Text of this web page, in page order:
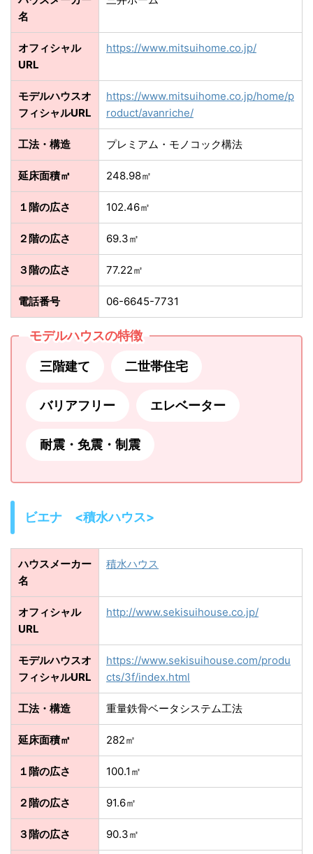
名
オフィシャル
URL
https://www.mitsuihome.co.jp/
モデルハウスオ
フィシャルURL
https://www.mitsuihome.co.jp/home/p
roduct/avanriche/
工法・構造 プレミアム・モノコック構法
延床面積㎡ 248.98㎡
１階の広さ 102.46㎡
２階の広さ 69.3㎡
３階の広さ 77.22㎡
電話番号 06-6645-7731
モデルハウスの特徴
三階建て 二世帯住宅
バリアフリー エレベーター
耐震・免震・制震
ビエナ <積水ハウス>
ハウスメーカー
名
積水ハウス
オフィシャル
URL
http://www.sekisuihouse.co.jp/
モデルハウスオ
フィシャルURL
https://www.sekisuihouse.com/produ
cts/3f/index.html
工法・構造 重量鉄骨ベータシステム工法
延床面積㎡ 282㎡
１階の広さ 100.1㎡
２階の広さ 91.6㎡
３階の広さ 90.3㎡